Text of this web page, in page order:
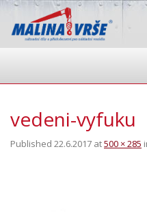
vedeni-vyfuku
Published 22.6.2017 at500 × 285